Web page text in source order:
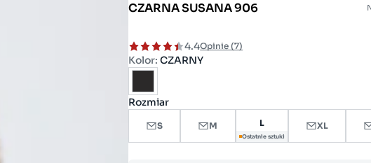
CZARNA SUSANA 906
4.4Opinie (7)
Kolor:CZARNY
Rozmiar
S M L
Ostatnie sztuki
XL